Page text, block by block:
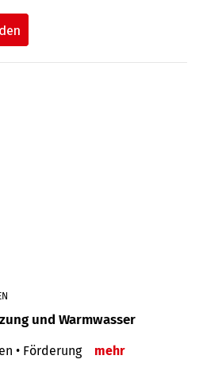
und Warmwasser
• Förderung mehr